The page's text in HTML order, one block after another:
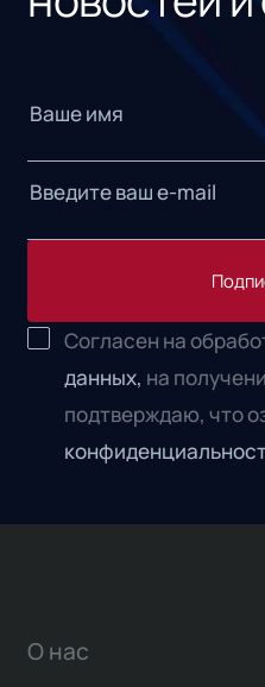
Согласен на
данных, на
подтверждаю, что
О нас